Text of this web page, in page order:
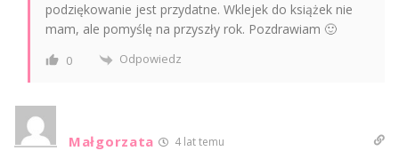
podziękowanie jest przydatne. Wklejek do książek nie
mam, ale pomyślę na przyszły rok. Pozdrawiam 🙂
0 Odpowiedz
Małgorzata 4 lat temu